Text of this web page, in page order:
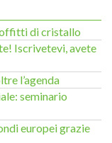
di cristallo
Iscrivetevi, avete
l’agenda
seminario
europei grazie